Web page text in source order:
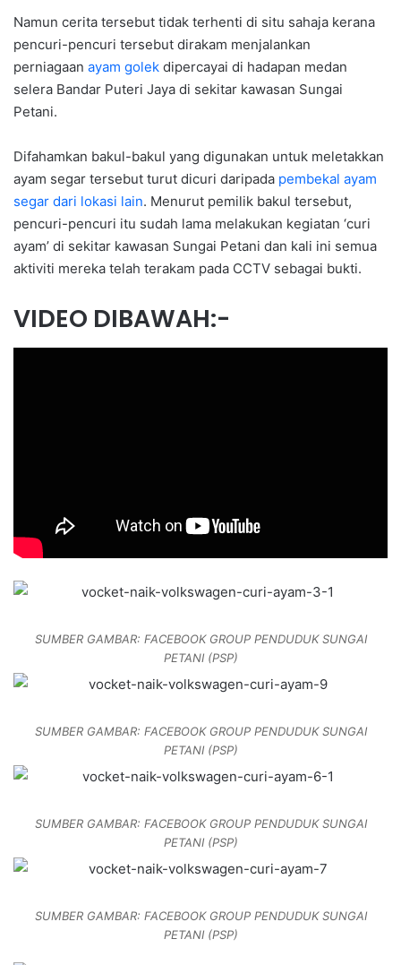
Namun cerita tersebut tidak terhenti di situ sahaja kerana
pencuri-pencuri tersebut dirakam menjalankan
perniagaan ayam golek dipercayai di hadapan medan
selera Bandar Puteri Jaya di sekitar kawasan Sungai
Petani.
Difahamkan bakul-bakul yang digunakan untuk meletakkan
ayam segar tersebut turut dicuri daripada pembekal ayam
segar dari lokasi lain. Menurut pemilik bakul tersebut,
pencuri-pencuri itu sudah lama melakukan kegiatan ‘curi
ayam’ di sekitar kawasan Sungai Petani dan kali ini semua
aktiviti mereka telah terakam pada CCTV sebagai bukti.
VIDEO DIBAWAH:-
SUMBER GAMBAR: FACEBOOK GROUP PENDUDUK SUNGAI
PETANI (PSP)
SUMBER GAMBAR: FACEBOOK GROUP PENDUDUK SUNGAI
PETANI (PSP)
SUMBER GAMBAR: FACEBOOK GROUP PENDUDUK SUNGAI
PETANI (PSP)
SUMBER GAMBAR: FACEBOOK GROUP PENDUDUK SUNGAI
PETANI (PSP)